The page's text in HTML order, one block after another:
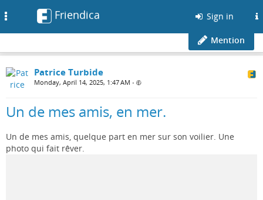
Friendica Sign in
Mention
Patrice Turbide
Monday, April 14, 2025, 1:47 AM •
Un de mes amis, en mer.
Un de mes amis, quelque part en mer sur son voilier. Une
photo qui fait rêver.